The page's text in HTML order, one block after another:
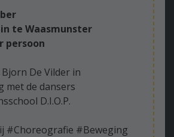
te Waasmunster
persoon
Bjorn De Vilder in
met de dansers
D.I.O.P.
#Choreografie #Beweging